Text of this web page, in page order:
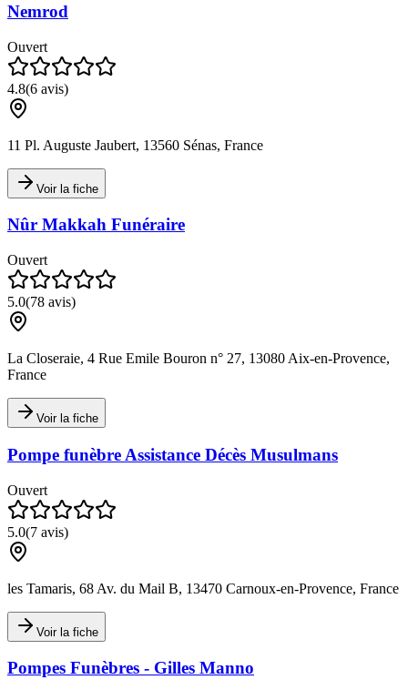
Nemrod
Ouvert
4.8(6 avis)
11 Pl. Auguste Jaubert, 13560 Sénas, France
Voir la fiche
Nûr Makkah Funéraire
Ouvert
5.0(78 avis)
La Closeraie, 4 Rue Emile Bouron n° 27, 13080 Aix-en-Provence,
France
Voir la fiche
Pompe funèbre Assistance Décès Musulmans
Ouvert
5.0(7 avis)
les Tamaris, 68 Av. du Mail B, 13470 Carnoux-en-Provence, France
Voir la fiche
Pompes Funèbres - Gilles Manno